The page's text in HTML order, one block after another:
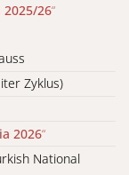
2025/26“
Zyklus)
2026“
National